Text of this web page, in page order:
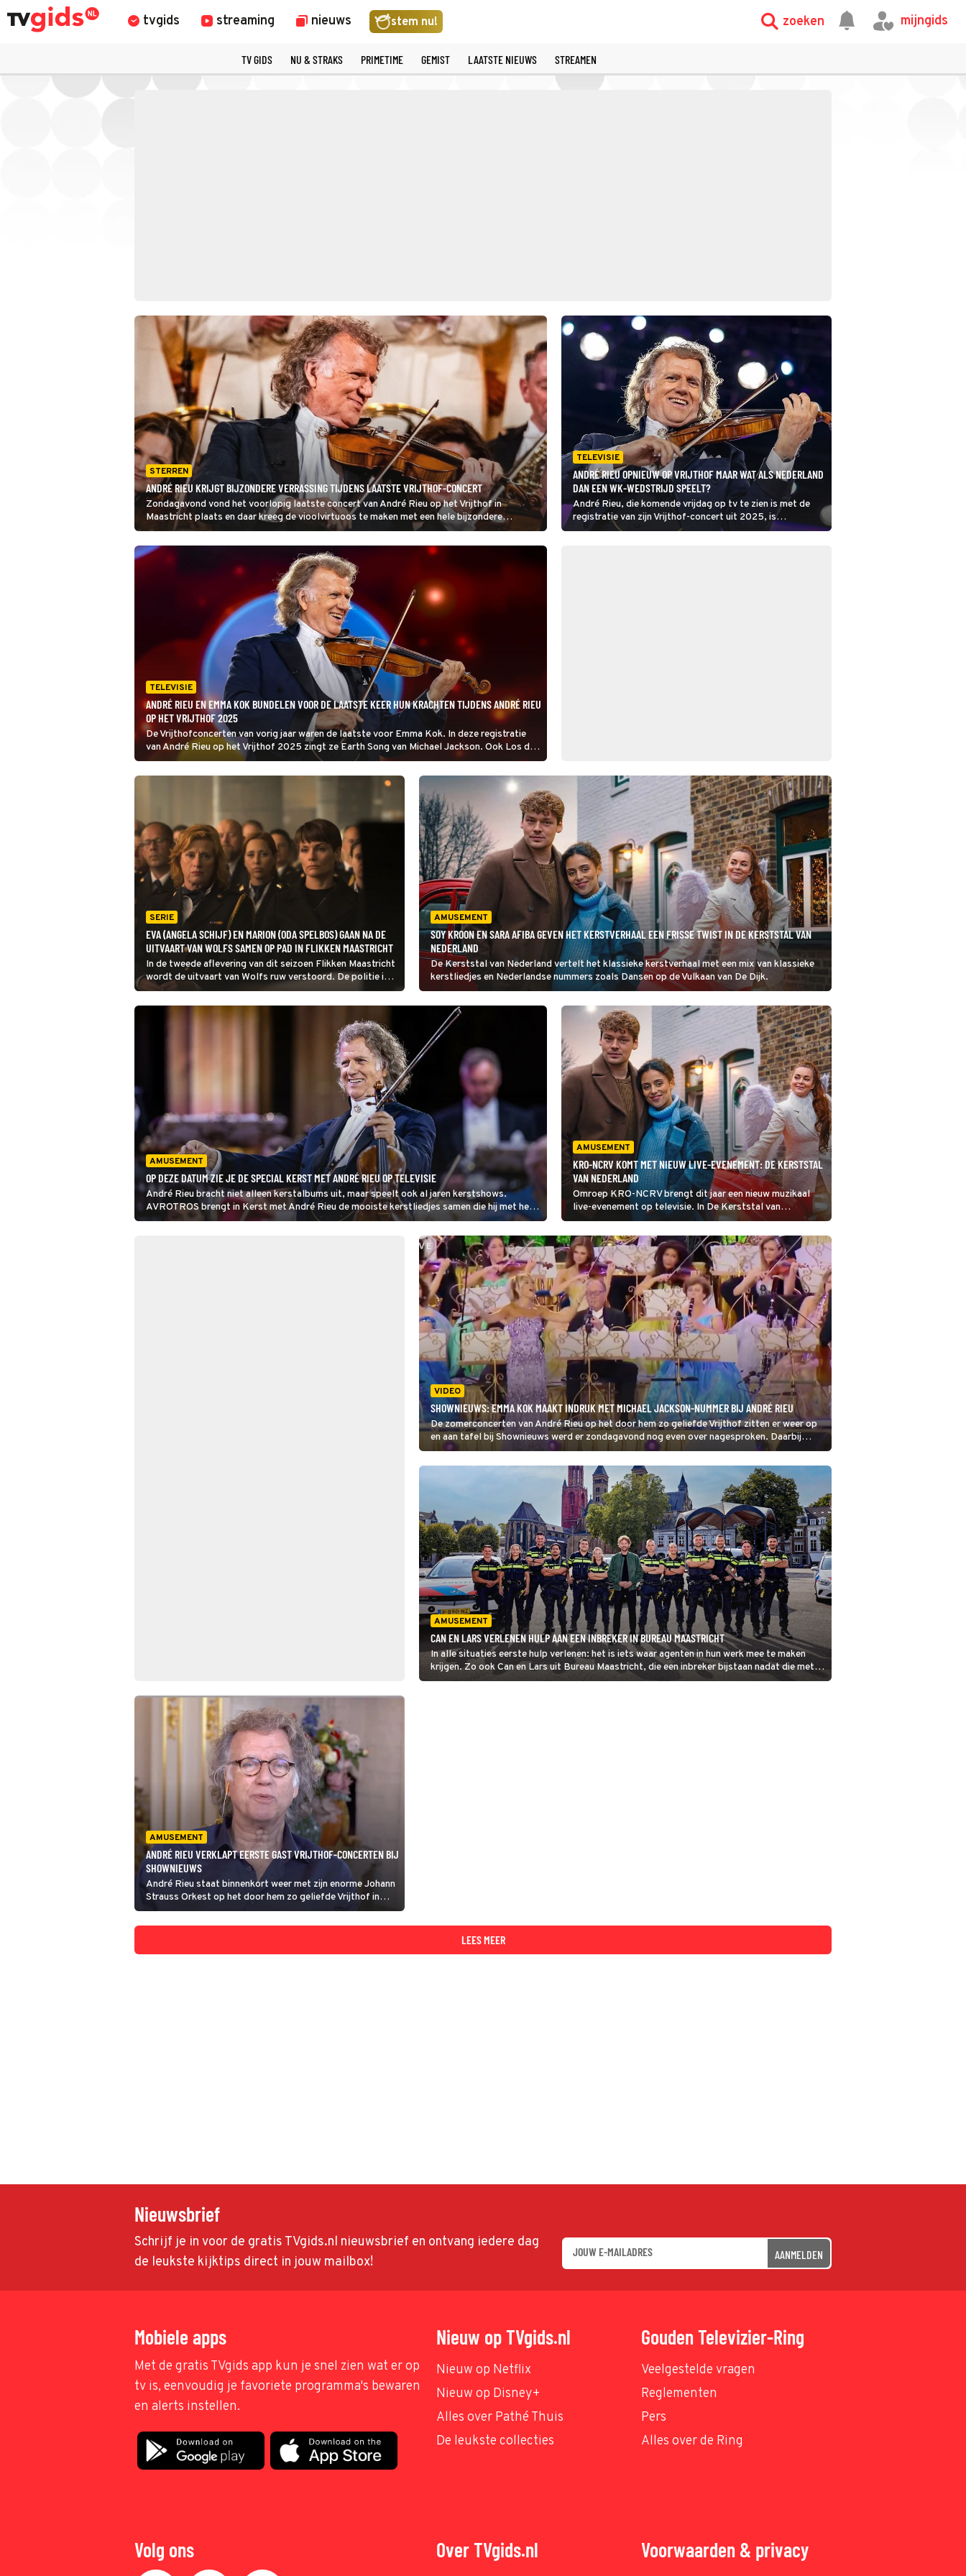
tvgids streaming nieuws stem nu! zoeken mijngids
TV GIDS NU & STRAKS PRIMETIME GEMIST LAATSTE NIEUWS STREAMEN
STERREN
ANDRÉ RIEU KRIJGT BIJZONDERE VERRASSING TIJDENS LAATSTE VRIJTHOF-CONCERT
Zondagavond vond het voorlopig laatste concert van André Rieu op het Vrijthof in
Maastricht plaats en daar kreeg de vioolvirtuoos te maken met een hele bijzondere
verrassing: 'Hij wist van niks.'
TELEVISIE
ANDRÉ RIEU OPNIEUW OP VRIJTHOF MAAR WAT ALS NEDERLAND
DAN EEN WK-WEDSTRIJD SPEELT?
André Rieu, die komende vrijdag op tv te zien is met de
registratie van zijn Vrijthof-concert uit 2025, is
momenteel druk aan het repeteren voor de concertreeks
TELEVISIE
ANDRÉ RIEU EN EMMA KOK BUNDELEN VOOR DE LAATSTE KEER HUN KRACHTEN TIJDENS ANDRÉ RIEU
OP HET VRIJTHOF 2025
De Vrijthofconcerten van vorig jaar waren de laatste voor Emma Kok. In deze registratie
van André Rieu op het Vrijthof 2025 zingt ze Earth Song van Michael Jackson. Ook Los del
Rio en panfluittist Michel Tirabosco treden op met het Johann Strauss Orkest.
SERIE
EVA (ANGELA SCHIJF) EN MARION (ODA SPELBOS) GAAN NA DE
UITVAART VAN WOLFS SAMEN OP PAD IN FLIKKEN MAASTRICHT
In de tweede aflevering van dit seizoen Flikken Maastricht
wordt de uitvaart van Wolfs ruw verstoord. De politie in
Maastricht vermoedt een afrekening in het criminele
circuit. Of is het toch iets anders? Eva en Marion gaan op
onderzoek uit.
AMUSEMENT
SOY KROON EN SARA AFIBA GEVEN HET KERSTVERHAAL EEN FRISSE TWIST IN DE KERSTSTAL VAN
NEDERLAND
De Kerststal van Nederland vertelt het klassieke kerstverhaal met een mix van klassieke
kerstliedjes en Nederlandse nummers zoals Dansen op de Vulkaan van De Dijk.
AMUSEMENT
OP DEZE DATUM ZIE JE DE SPECIAL KERST MET ANDRÉ RIEU OP TELEVISIE
André Rieu bracht niet alleen kerstalbums uit, maar speelt ook al jaren kerstshows.
AVROTROS brengt in Kerst met André Rieu de mooiste kerstliedjes samen die hij met het
Johann Strauss Orkest speelde. 'Jingle bells' ontbreekt zeker niet.
AMUSEMENT
KRO-NCRV KOMT MET NIEUW LIVE-EVENEMENT: DE KERSTSTAL
VAN NEDERLAND
Omroep KRO-NCRV brengt dit jaar een nieuw muzikaal
live-evenement op televisie. In De Kerststal van
Nederland wordt het Bijbelse kerstverhaal tot leven
gebracht door bekende Nederlanders.
VIDEO
SHOWNIEUWS: EMMA KOK MAAKT INDRUK MET MICHAEL JACKSON-NUMMER BIJ ANDRÉ RIEU
De zomerconcerten van André Rieu op het door hem zo geliefde Vrijthof zitten er weer op
en aan tafel bij Shownieuws werd er zondagavond nog even over nagesproken. Daarbij
kwamen er ook prachtige beelden van Emma Kok, die onlangs nog veel indruk maakte in
Stars in Stage, voorbij. De zangeres zong de Michael Jackson-klassieker Earth Song en
oogstte daarmee veel lof: 'Wat een strotje', roept Evert Santegoeds uit.
AMUSEMENT
CAN EN LARS VERLENEN HULP AAN EEN INBREKER IN BUREAU MAASTRICHT
In alle situaties eerste hulp verlenen: het is iets waar agenten in hun werk mee te maken
krijgen. Zo ook Can en Lars uit Bureau Maastricht, die een inbreker bijstaan nadat die met
een gestolen auto over de kop is geslagen.
AMUSEMENT
ANDRÉ RIEU VERKLAPT EERSTE GAST VRIJTHOF-CONCERTEN BIJ
SHOWNIEUWS
André Rieu staat binnenkort weer met zijn enorme Johann
Strauss Orkest op het door hem zo geliefde Vrijthof in
Maastricht. Dat wordt natuurlijk weer één groot feest
met prachtige muziek, schitterende decors en bijzondere
LEES MEER
Nieuwsbrief
Schrijf je in voor de gratis TVgids.nl nieuwsbrief en ontvang iedere dag
de leukste kijktips direct in jouw mailbox!
AANMELDEN
Mobiele apps
Met de gratis TVgids app kun je snel zien wat er op
tv is, eenvoudig je favoriete programma's bewaren
en alerts instellen.
Nieuw op TVgids.nl
Nieuw op Netflix
Nieuw op Disney+
Alles over Pathé Thuis
De leukste collecties
Gouden Televizier-Ring
Veelgestelde vragen
Reglementen
Pers
Alles over de Ring
Volg ons Over TVgids.nl Voorwaarden & privacy